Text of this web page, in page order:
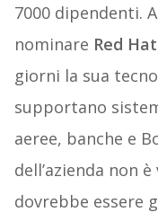
7000 dipendenti.
nominare Red Hat
giorni la sua
supportano
aeree, banche e
dell’azienda non
dovrebbe essere